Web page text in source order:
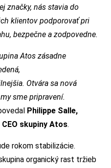
značky, nás stavia do
klientov podporovať pri
bezpečne a zodpovedne.
Atos zásadne
Otvára sa nová
sme pripravení.
Philippe Salle,
skupiny Atos.
rokom stabilizácie.
organický rast tržieb